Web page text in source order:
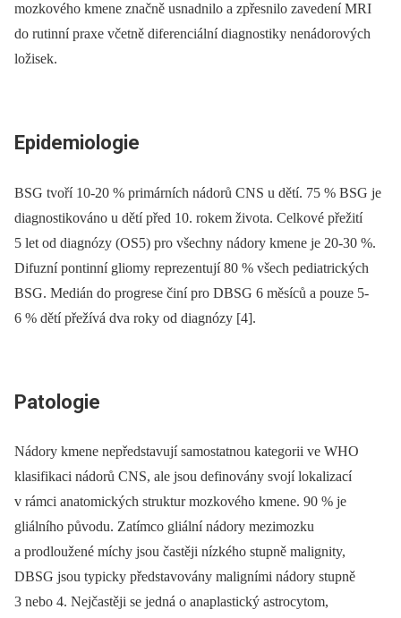
mozkového kmene značně usnadnilo a zpřesnilo zavedení MRI
do rutinní praxe včetně diferenciální diagnostiky nenádorových
ložisek.
Epidemiologie
BSG tvoří 10-20 % primárních nádorů CNS u dětí. 75 % BSG je
diagnostikováno u dětí před 10. rokem života. Celkové přežití
5 let od diagnózy (OS5) pro všechny nádory kmene je 20-30 %.
Difuzní pontinní gliomy reprezentují 80 % všech pediatrických
BSG. Medián do progrese činí pro DBSG 6 měsíců a pouze 5-
6 % dětí přežívá dva roky od diagnózy [4].
Patologie
Nádory kmene nepředstavují samostatnou kategorii ve WHO
klasifikaci nádorů CNS, ale jsou definovány svojí lokalizací
v rámci anatomických struktur mozkového kmene. 90 % je
gliálního původu. Zatímco gliální nádory mezimozku
a prodloužené míchy jsou častěji nízkého stupně malignity,
DBSG jsou typicky představovány maligními nádory stupně
3 nebo 4. Nejčastěji se jedná o anaplastický astrocytom,